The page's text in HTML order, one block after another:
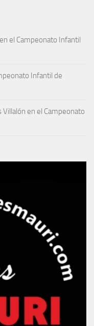
el Campeonato Infantil
Infantil de
Villalón en el Campeonato